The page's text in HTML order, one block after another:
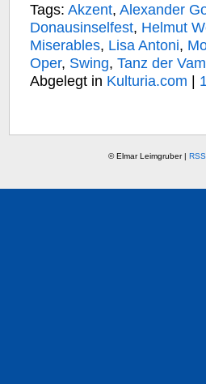
Tags: Akzent, Alexander
Donausinselfest, Helmut
Miserables, Lisa Antoni,
Oper, Swing, Tanz der
Abgelegt in Kulturia.com |
© Elmar Leimgruber |